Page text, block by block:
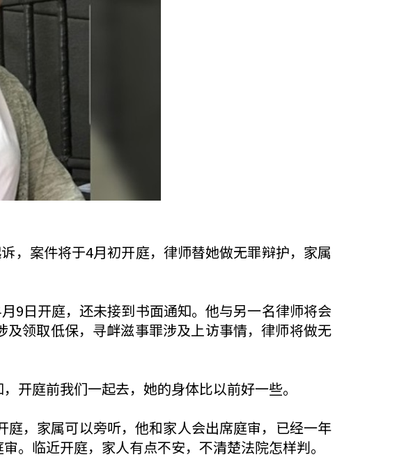
，案件将于4月初开庭，律师替她做无罪辩护，家属
9日开庭，还未接到书面通知。他与另一名律师将会
领取低保，寻衅滋事罪涉及上访事情，律师将做无
开庭前我们一起去，她的身体比以前好一些。
，家属可以旁听，他和家人会出席庭审，已经一年
。临近开庭，家人有点不安，不清楚法院怎样判。